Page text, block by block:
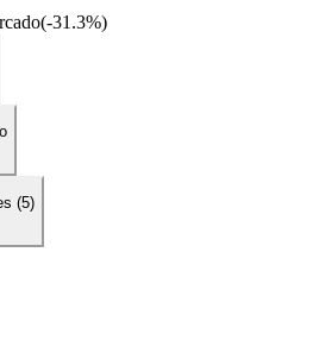
(-31.3%)
(5)